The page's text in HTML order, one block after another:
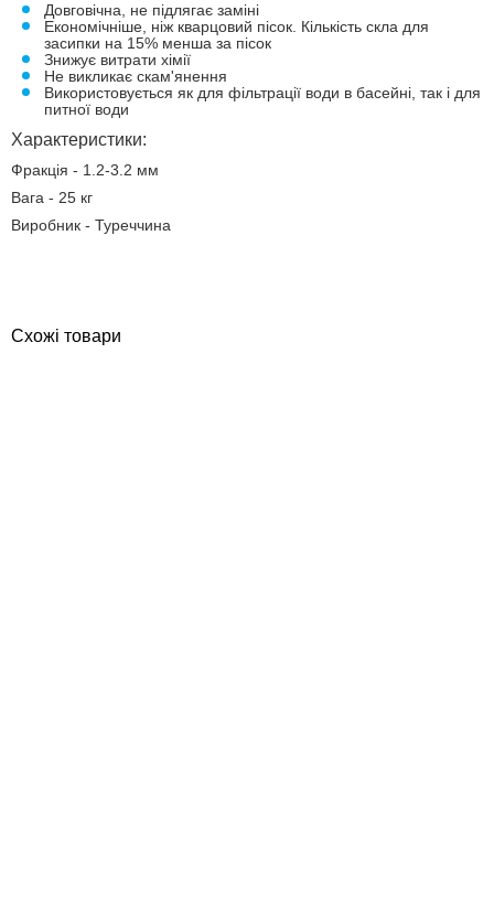
Довговічна, не підлягає заміні
Економічніше, ніж кварцовий пісок. Кількість скла для
засипки на 15% менша за пісок
Знижує витрати хімії
Не викликає скам'янення
Використовується як для фільтрації води в басейні, так і для
питної води
Характеристики:
Фракція - 1.2-3.2 мм
Вага - 25 кг
Виробник - Туреччина
Схожі товари